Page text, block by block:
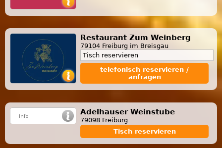
Restaurant Zum Weinberg
79104 Freiburg im Breisgau
Tisch reservieren
telefonisch reservieren /
anfragen
Adelhauser Weinstube
79098 Freiburg
Tisch reservieren